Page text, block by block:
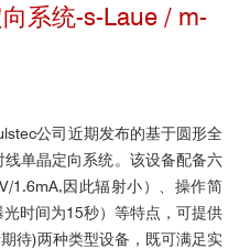
系统-s-Laue / m-
公司近期发布的基于圆形全
单晶定向系统。该设备配备六
1.6mA,因此辐射小）、操作简
时间为15秒）等特点，可提供
待)两种类型设备，既可满足实